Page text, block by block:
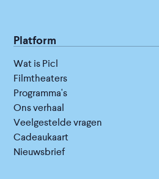
Platform
Wat is Picl
Filmtheaters
Programma's
Ons verhaal
Veelgestelde vragen
Cadeaukaart
Nieuwsbrief